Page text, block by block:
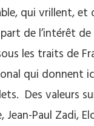
qui vrillent, et
de l’intérêt
les traits de
qui donnent
Des valeurs
Paul Zadi,